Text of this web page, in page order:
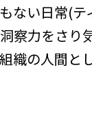
ない日常(テ
察力をさり
織の人間と